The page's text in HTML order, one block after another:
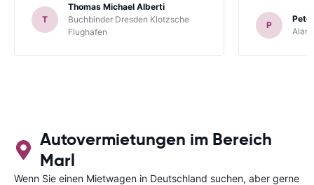
T
Thomas Michael Alberti
Buchbinder Dresden Klotzsche
Flughafen
P
Autovermietungen im Bereich
Marl
Wenn Sie einen Mietwagen in Deutschland suchen, aber gerne